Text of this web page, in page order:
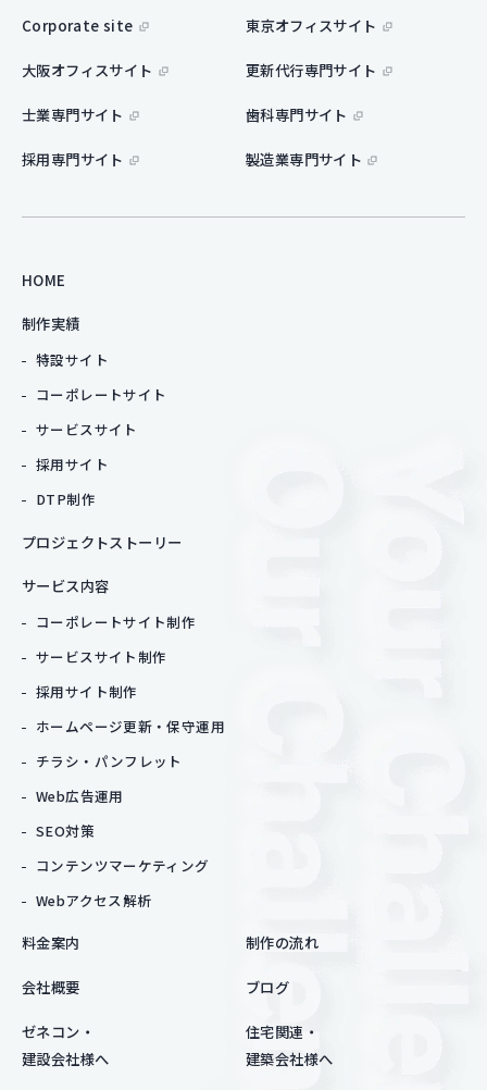
Corporate site 東京オフィスサイト
大阪オフィスサイト 更新代行専門サイト
士業専門サイト 歯科専門サイト
採用専門サイト 製造業専門サイト
HOME
制作実績
特設サイト
コーポレートサイト
サービスサイト
採用サイト
DTP制作
プロジェクトストーリー
サービス内容
コーポレートサイト制作
サービスサイト制作
採用サイト制作
ホームページ更新・保守運用
チラシ・パンフレット
Web広告運用
SEO対策
コンテンツマーケティング
Webアクセス解析
料金案内 制作の流れ
会社概要 ブログ
ゼネコン・
建設会社様へ
住宅関連・
建築会社様へ